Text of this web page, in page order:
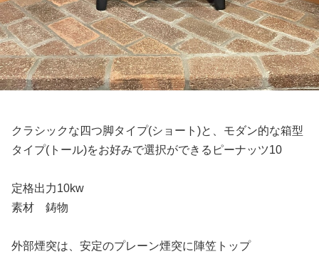
クラシックな四つ脚タイプ(ショート)と、モダン的な箱型
タイプ(トール)をお好みで選択ができるピーナッツ10
定格出力10kw
素材 鋳物
外部煙突は、安定のプレーン煙突に陣笠トップ